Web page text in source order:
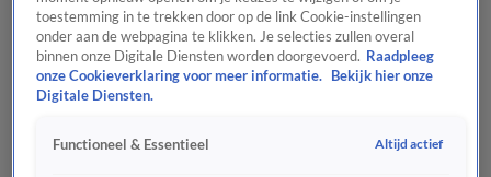
toestemming in te trekken door op de link Cookie-instellingen
onder aan de webpagina te klikken. Je selecties zullen overal
binnen onze Digitale Diensten worden doorgevoerd. Raadpleeg
onze Cookieverklaring voor meer informatie.
Bekijk hier onze
Digitale Diensten.
Functioneel & Essentieel Altijd actief